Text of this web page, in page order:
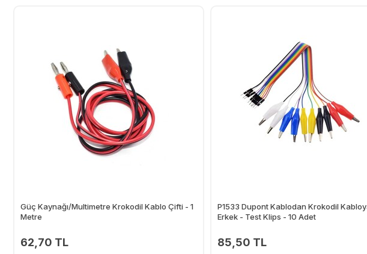
Güç Kaynağı/Multimetre Krokodil Kablo Çifti - 1
Metre
62,70 TL
P1533 Dupont Kablodan Krokodil
Erkek - Test Klips - 10 Adet
85,50 TL